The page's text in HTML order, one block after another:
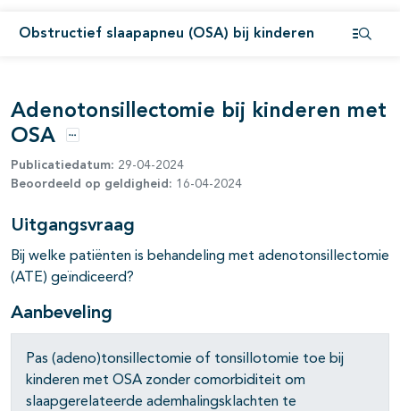
Obstructief slaapapneu (OSA) bij kinderen
open- en dichtklappen
open- en dichtklappen
Adenotonsillectomie bij kinderen met
OSA
Opties
Publicatiedatum: 29-04-2024
Beoordeeld op geldigheid: 16-04-2024
Uitgangsvraag
Bij welke patiënten is behandeling met adenotonsillectomie
(ATE) geïndiceerd?
Aanbeveling
Pas (adeno)tonsillectomie of tonsillotomie toe bij
kinderen met OSA zonder comorbiditeit om
slaapgerelateerde ademhalingsklachten te